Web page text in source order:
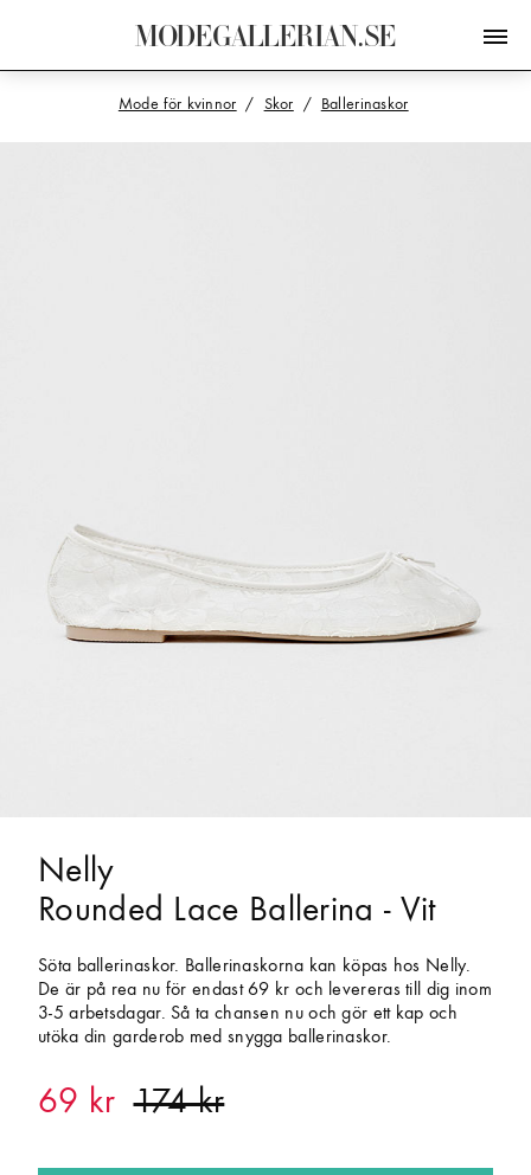
MODEGALLERIAN.SE
Mode för kvinnor Skor Ballerinaskor
Nelly
Rounded Lace Ballerina - Vit
Söta ballerinaskor. Ballerinaskorna kan köpas hos Nelly.
De är på rea nu för endast 69 kr och levereras till dig inom
3-5 arbetsdagar. Så ta chansen nu och gör ett kap och
utöka din garderob med snygga ballerinaskor.
69 kr